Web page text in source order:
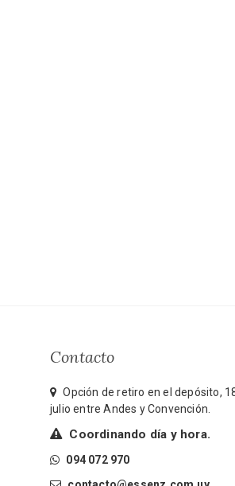
Contacto
Opción de retiro en el depósito,
julio entre Andes y Convención.
Coordinando día y hora.
094 072 970